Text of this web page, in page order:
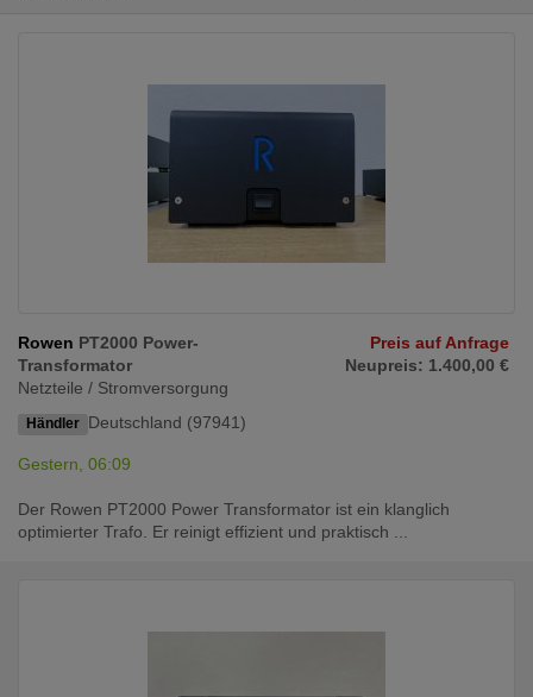
Rowen PT2000 Power-
Transformator
Netzteile / Stromversorgung
Händler Deutschland (97941)
Preis auf Anfrage
Neupreis: 1.400,00 €
Gestern, 06:09
Der Rowen PT2000 Power Transformator ist ein klanglich
optimierter Trafo. Er reinigt effizient und praktisch ...